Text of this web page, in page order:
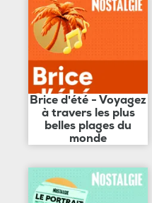
Brice d'été - Voyagez
à travers les plus
belles plages du
monde